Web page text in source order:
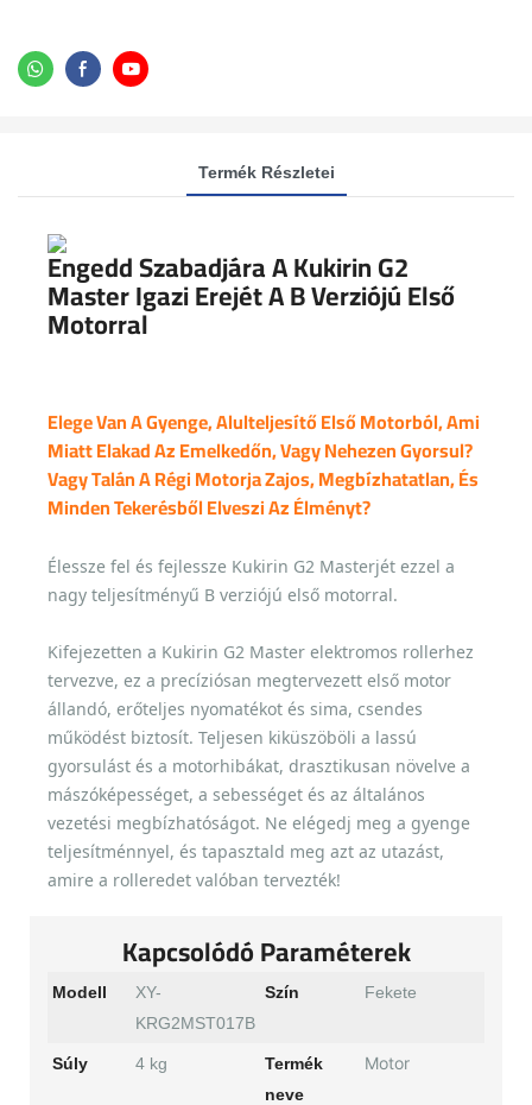
Termék Részletei
Engedd Szabadjára A Kukirin G2
Master Igazi Erejét A B Verziójú Első
Motorral
Elege Van A Gyenge, Alulteljesítő Első Motorból, Ami
Miatt Elakad Az Emelkedőn, Vagy Nehezen Gyorsul?
Vagy Talán A Régi Motorja Zajos, Megbízhatatlan, És
Minden Tekerésből Elveszi Az Élményt?
Élessze fel és fejlessze Kukirin G2 Masterjét ezzel a
nagy teljesítményű B verziójú első motorral.
Kifejezetten a Kukirin G2 Master elektromos rollerhez
tervezve, ez a precíziósan megtervezett első motor
állandó, erőteljes nyomatékot és sima, csendes
működést biztosít. Teljesen kiküszöböli a lassú
gyorsulást és a motorhibákat, drasztikusan növelve a
mászóképességet, a sebességet és az általános
vezetési megbízhatóságot. Ne elégedj meg a gyenge
teljesítménnyel, és tapasztald meg azt az utazást,
amire a rolleredet valóban tervezték!
Kapcsolódó Paraméterek
Modell
XY-
KRG2MST017B
Szín Fekete
Súly 4 kg
Termék
neve
Motor